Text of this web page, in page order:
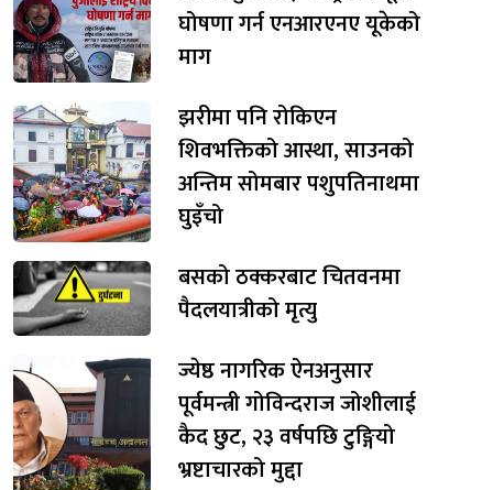
घोषणा गर्न एनआरएनए यूकेको
माग
झरीमा पनि रोकिएन
शिवभक्तिको आस्था, साउनको
अन्तिम सोमबार पशुपतिनाथमा
घुइँचो
बसको ठक्करबाट चितवनमा
पैदलयात्रीको मृत्यु
ज्येष्ठ नागरिक ऐनअनुसार
पूर्वमन्त्री गोविन्दराज जोशीलाई
कैद छुट, २३ वर्षपछि टुङ्गियो
भ्रष्टाचारको मुद्दा